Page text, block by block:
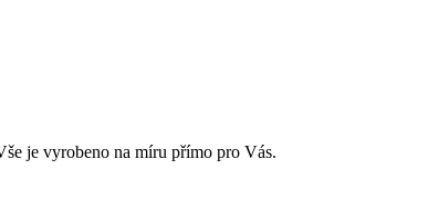
je vyrobeno na míru přímo pro Vás.